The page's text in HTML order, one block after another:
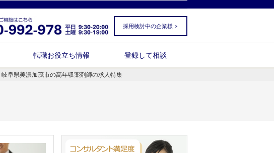
採用検討中の企業様 >
転職お役立ち情報 登録して相談
岐阜県美濃加茂市の高年収薬剤師の求人特集